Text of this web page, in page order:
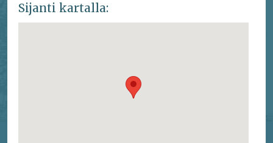
Sijanti kartalla: